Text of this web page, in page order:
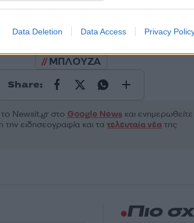
Data Deletion Data Access Privacy
ΜΠΛΟΥΖΑ
Share:
Νewsit.gr στο Google Newsκαι ενημερωθείτε
την ειδησεογραφία και τα τελευταία νέατης
Πιο